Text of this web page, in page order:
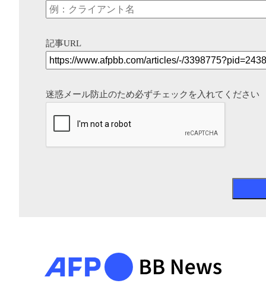
記事URL
迷惑メール防止のため必ずチェックを入れてください